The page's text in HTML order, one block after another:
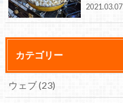
2021.03.07
カテゴリー
ウェブ(23)